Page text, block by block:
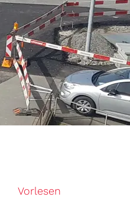
Vorlesen